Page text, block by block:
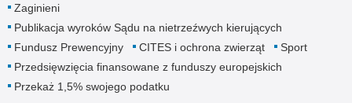
Zaginieni
Publikacja wyroków Sądu na nietrzeźwych kierujących
Fundusz Prewencyjny
CITES i ochrona zwierząt
Sport
Przedsięwzięcia finansowane z funduszy europejskich
Przekaż 1,5% swojego podatku